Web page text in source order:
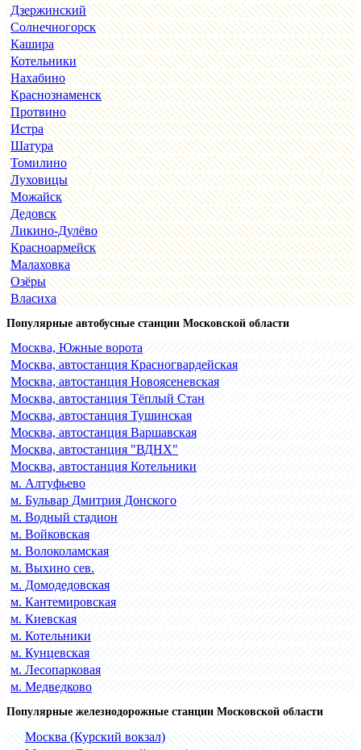
Дзержинский
Солнечногорск
Кашира
Котельники
Нахабино
Краснознаменск
Протвино
Истра
Шатура
Томилино
Луховицы
Можайск
Дедовск
Ликино-Дулёво
Красноармейск
Малаховка
Озёры
Власиха
Популярные автобусные станции Московской области
Москва, Южные ворота
Москва, автостанция Красногвардейская
Москва, автостанция Новоясеневская
Москва, автостанция Тёплый Стан
Москва, автостанция Тушинская
Москва, автостанция Варшавская
Москва, автостанция "ВДНХ"
Москва, автостанция Котельники
м. Алтуфьево
м. Бульвар Дмитрия Донского
м. Водный стадион
м. Войковская
м. Волоколамская
м. Выхино сев.
м. Домодедовская
м. Кантемировская
м. Киевская
м. Котельники
м. Кунцевская
м. Лесопарковая
м. Медведково
Популярные железнодорожные станции Московской области
Москва (Курский вокзал)